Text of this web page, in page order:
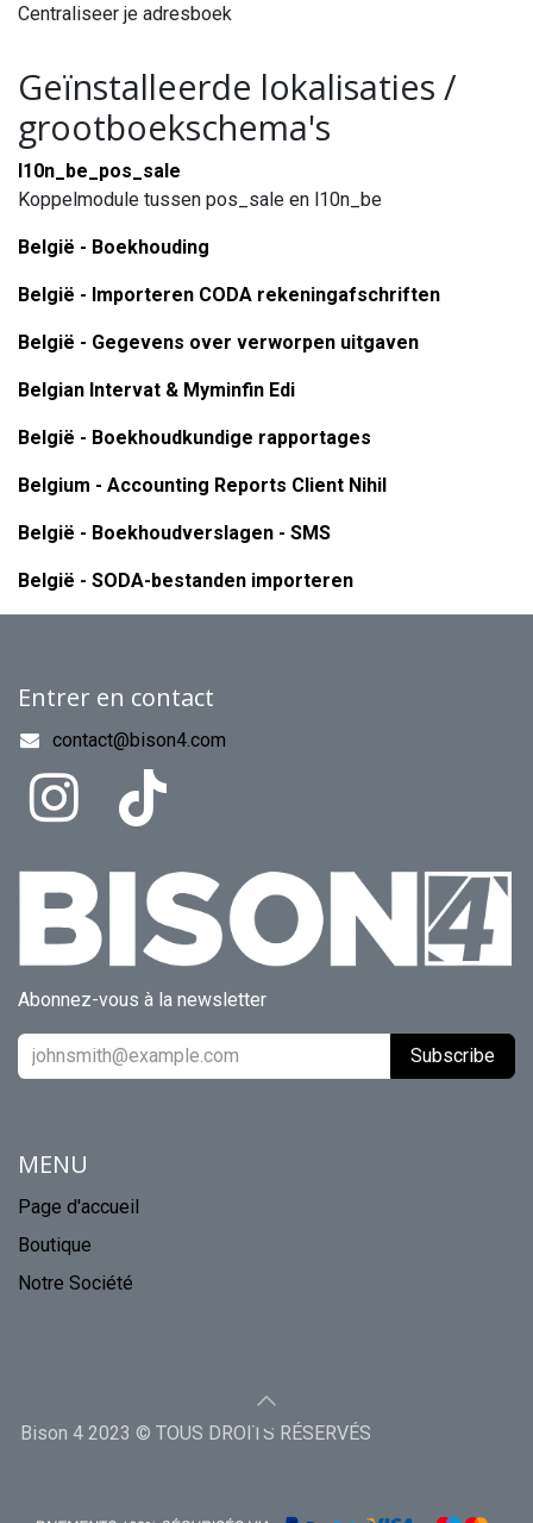
Centraliseer je adresboek
Geïnstalleerde lokalisaties /
grootboekschema's
l10n_be_pos_sale
Koppelmodule tussen pos_sale en l10n_be
België - Boekhouding
België - Importeren CODA rekeningafschriften
België - Gegevens over verworpen uitgaven
Belgian Intervat & Myminfin Edi
België - Boekhoudkundige rapportages
Belgium - Accounting Reports Client Nihil
België - Boekhoudverslagen - SMS
België - SODA-bestanden importeren
Entrer en contact
contact@bison4.com
Abonnez-vous à la newsletter
Subscribe
MENU
Page d'accueil
Boutique
Notre Société
Bison 4 2023 © TOUS DROITS RÉSERVÉS